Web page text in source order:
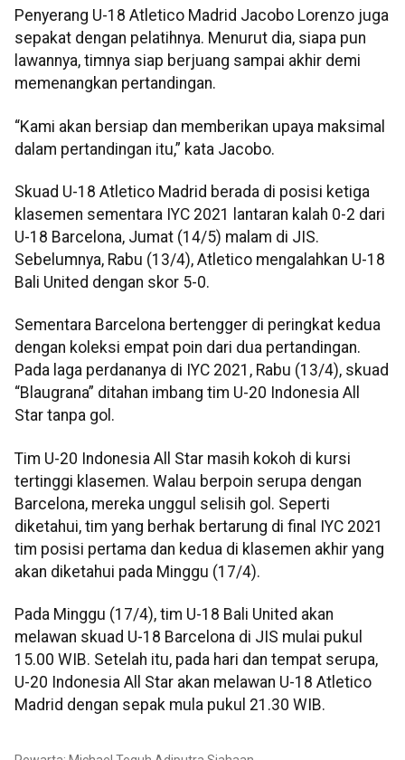
Penyerang U-18 Atletico Madrid Jacobo Lorenzo juga
sepakat dengan pelatihnya. Menurut dia, siapa pun
lawannya, timnya siap berjuang sampai akhir demi
memenangkan pertandingan.
“Kami akan bersiap dan memberikan upaya maksimal
dalam pertandingan itu,” kata Jacobo.
Skuad U-18 Atletico Madrid berada di posisi ketiga
klasemen sementara IYC 2021 lantaran kalah 0-2 dari
U-18 Barcelona, Jumat (14/5) malam di JIS.
Sebelumnya, Rabu (13/4), Atletico mengalahkan U-18
Bali United dengan skor 5-0.
Sementara Barcelona bertengger di peringkat kedua
dengan koleksi empat poin dari dua pertandingan.
Pada laga perdananya di IYC 2021, Rabu (13/4), skuad
“Blaugrana” ditahan imbang tim U-20 Indonesia All
Star tanpa gol.
Tim U-20 Indonesia All Star masih kokoh di kursi
tertinggi klasemen. Walau berpoin serupa dengan
Barcelona, mereka unggul selisih gol. Seperti
diketahui, tim yang berhak bertarung di final IYC 2021
tim posisi pertama dan kedua di klasemen akhir yang
akan diketahui pada Minggu (17/4).
Pada Minggu (17/4), tim U-18 Bali United akan
melawan skuad U-18 Barcelona di JIS mulai pukul
15.00 WIB. Setelah itu, pada hari dan tempat serupa,
U-20 Indonesia All Star akan melawan U-18 Atletico
Madrid dengan sepak mula pukul 21.30 WIB.